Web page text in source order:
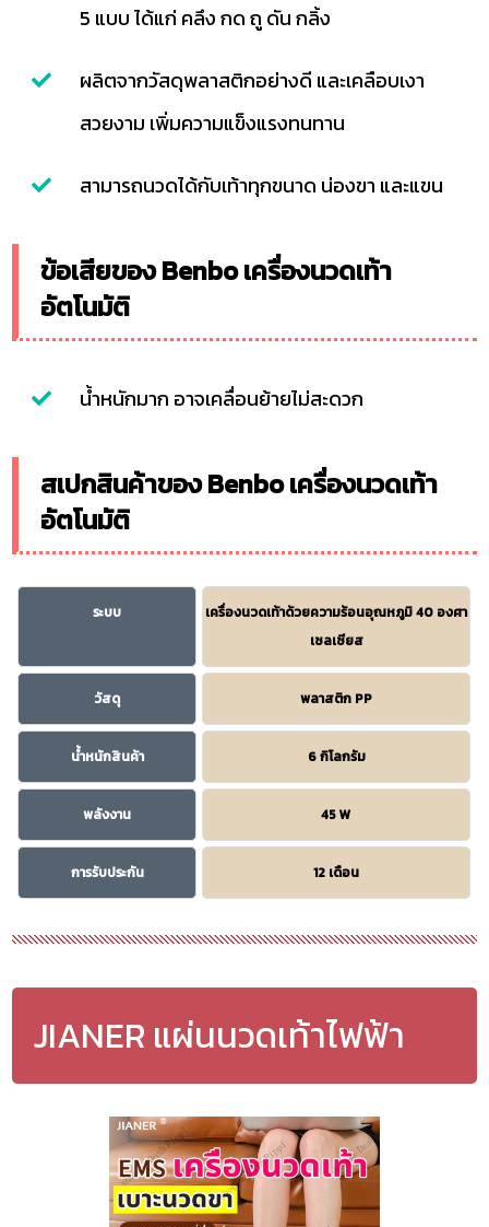
5 แบบ ได้แก่ คลึง กด ถู ดัน กลิ้ง
ผลิตจากวัสดุพลาสติกอย่างดี และเคลือบเงา
สวยงาม เพิ่มความแข็งแรงทนทาน
สามารถนวดได้กับเท้าทุกขนาด น่องขา และแขน
ข้อเสียของ Benbo เครื่องนวดเท้า
อัตโนมัติ
น้ำหนักมาก อาจเคลื่อนย้ายไม่สะดวก
สเปกสินค้าของ Benbo เครื่องนวดเท้า
อัตโนมัติ
ระบบ
เครื่องนวดเท้าด้วยความร้อนอุณหภูมิ 40 องศา
เซลเซียส
วัสดุ พลาสติก PP
น้ำหนักสินค้า 6 กิโลกรัม
พลังงาน 45 W
การรับประกัน 12 เดือน
JIANER แผ่นนวดเท้าไฟฟ้า